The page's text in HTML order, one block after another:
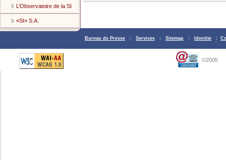
L’Observatoire de la SI
«SI» S.A.
Bureau de Presse : Services : Sitemap : Identite :
©2005